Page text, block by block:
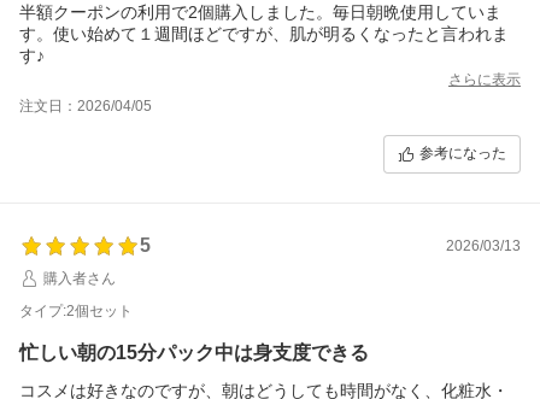
半額クーポンの利用で2個購入しました。毎日朝晩使用していま
す。使い始めて１週間ほどですが、肌が明るくなったと言われま
す♪
さらに表示
注文日：2026/04/05
参考になった
5
2026/03/13
購入者さん
タイプ:2個セット
忙しい朝の15分パック中は身支度できる
コスメは好きなのですが、朝はどうしても時間がなく、化粧水・